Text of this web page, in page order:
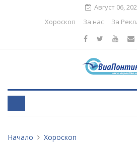
Август 06,
Хороскоп
За нас За
Начало Хороскоп